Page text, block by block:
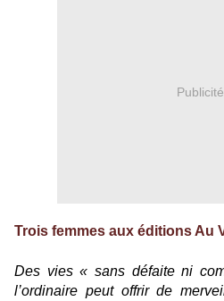
Publicité
Trois femmes aux éditions Au
Des vies « sans défaite ni
l’ordinaire peut offrir de